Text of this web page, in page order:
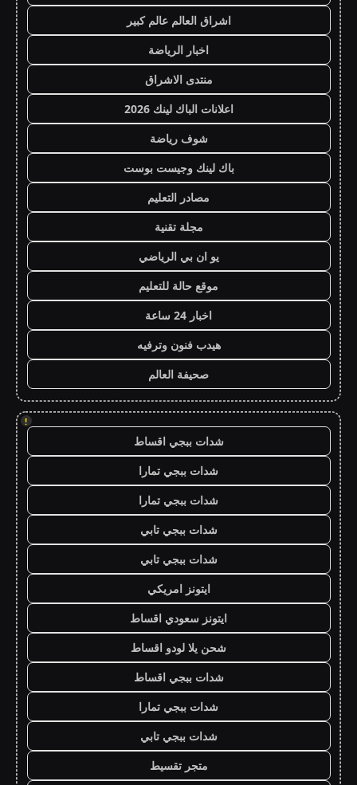
اشراق العالم عالم كبير
اخبار الرياضة
منتدى الاشراق
اعلانات الباك لينك 2026
شوف رياضة
باك لينك وجيست بوست
مصادر التعليم
مجلة تقنية
يو ان بي الرياضي
موقع حالة للتعليم
اخبار 24 ساعة
هيدب فنون وترفيه
صحيفة العالم
!
شدات ببجي اقساط
شدات ببجي تمارا
شدات ببجي تمارا
شدات ببجي تابي
شدات ببجي تابي
ايتونز امريكي
ايتونز سعودي اقساط
شحن يلا لودو اقساط
شدات ببجي اقساط
شدات ببجي تمارا
شدات ببجي تابي
متجر تقسيط